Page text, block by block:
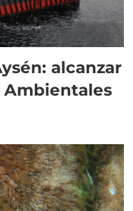
alcanzar
Ambientales